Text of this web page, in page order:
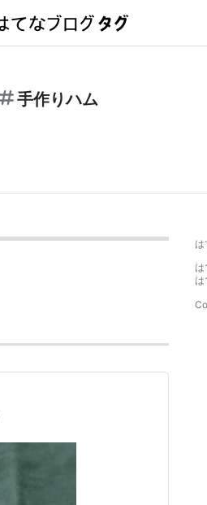
手作りハム